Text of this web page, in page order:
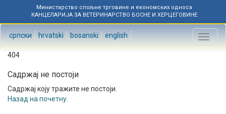
Министарство спољне трговине и економских односа
КАНЦЕЛАРИЈА ЗА ВЕТЕРИНАРСТВО БОСНЕ И ХЕРЦЕГОВИНЕ
српски hrvatski bosanski english
Toggle
404
Садржај не постоји
Садржај коју тражите не постоји.
Назад на почетну